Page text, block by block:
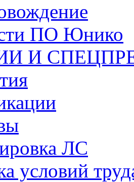
ПО Юнико
И
ЛС
условий